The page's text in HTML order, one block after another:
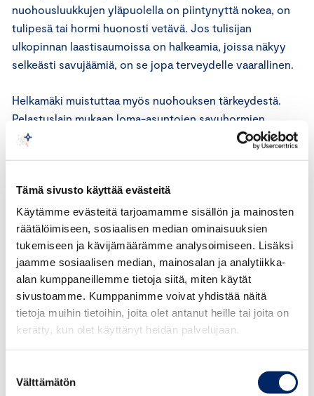
Tämä sivusto käyttää evästeitä
Käytämme evästeitä tarjoamamme sisällön ja mainosten
räätälöimiseen, sosiaalisen median ominaisuuksien
tukemiseen ja kävijämäärämme analysoimiseen. Lisäksi
jaamme sosiaalisen median, mainosalan ja analytiikka-
alan kumppaneillemme tietoja siitä, miten käytät
sivustoamme. Kumppanimme voivat yhdistää näitä
tietoja muihin tietoihin, joita olet antanut heille tai joita on
kerätty, kun olet käyttänyt heidän palvelujaan.
valinta
Välttämätön
nuohousluukkujen yläpuolella on piintynyttä nokea, on
tulipesä tai hormi huonosti vetävä. Jos tulisijan
ulkopinnan laastisaumoissa on halkeamia, joissa näkyy
selkeästi savujäämiä, on se jopa terveydelle vaarallinen.
Helkamäki muistuttaa myös nuohouksen tärkeydestä.
Pelastuslain mukaan loma-asuntojen savuhormien
nuohous on suoritettava vähintään kolmen vuoden
”Vastuu nuohouksen tilaamisesta on kiinteistön
omistajalla, joten ostotilanteessa on syytä pyytää
nähtäväksi viimeisin todistus nuohouksen
suorittamisesta. Jos nuohouksen tilaaminen on
laiminlyöty, voi olla, että mökin muukin hoitaminen ja
kunnossapito on niin sanotusti retuperällä”, Helkamäki
sanoo.
Myös Keskuskauppakamarin pääsihteeri Raisa Harju
korostaa huolellisen ennakkotarkastuksen merkitystä.
Mikäli kaupanteon jälkeen tulisijoissa havaitaan sellaisia